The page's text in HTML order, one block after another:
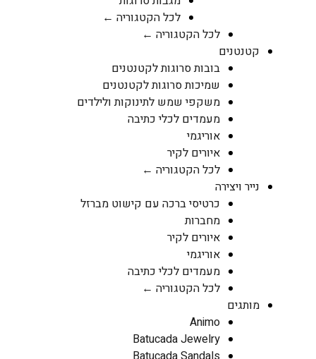
לכל הקטגוריה ←
לכל הקטגוריה ←
קטנטנים
בובות סרוגות לקטנטנים
שמיכות סרוגות לקטנטנים
משקפי שמש לתינוקות ולילדים
מעמדים לכלי כתיבה
אוריגמי
איורים לקיר
לכל הקטגוריה ←
נייר ויצירה
כרטיסי ברכה עם קישוט מברזל
מחברות
איורים לקיר
אוריגמי
מעמדים לכלי כתיבה
לכל הקטגוריה ←
מותגים
Animo
Batucada Jewelry